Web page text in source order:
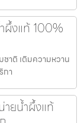
ผึ้งแท้ 100%
าติ เติมความหวาน
กา
ยน้ำผึ้งแท้